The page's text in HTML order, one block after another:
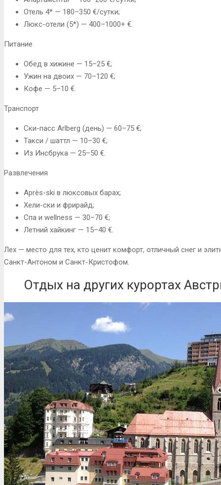
Отель 4* — 180–350 €/сутки;
Люкс-отели (5*) — 400–1000+ €.
Питание
Обед в хижине — 15–25 €;
Ужин на двоих — 70–120 €;
Кофе — 5–10 €.
Транспорт
Ски-пасс Arlberg (день) — 60–75 €;
Такси / шаттл — 10–30 €;
Из Инсбрука — 25–50 €.
Развлечения
Après-ski в люксовых барах;
Хели-ски и фрирайд;
Спа и wellness — 30–70 €;
Летний хайкинг — 15–40 €.
Лех — место для тех, кто ценит комфорт, отличный снег и
Санкт-Антоном и Санкт-Кристофом.
Отдых на других курортах